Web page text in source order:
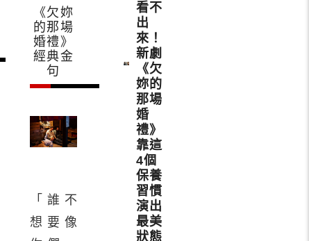
《欠妳
的那場
婚禮》
經典金
句
「誰不
想要像
看不
出
來！
新劇
《欠
妳的
那場
婚
禮》
靠這
4個
保養
習慣
演出
最美
狀態